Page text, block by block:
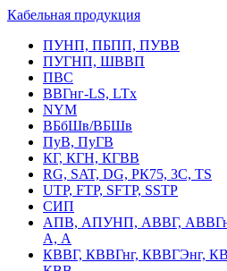
Кабельная продукция
ПУНП, ПБПП, ПУВВ
ПУГНП, ШВВП
ПВС
ВВГнг-LS, LTx
NYM
ВБбШв/ВБШв
ПуВ, ПуГВ
КГ, КГН, КГВВ
RG, SAT, DG, РК75, 3С, TS
UTP, FTP, SFTP, SSTP
СИП
АПВ, АПУНП, АВВГ,
А, А
КВВГ, КВВГнг, КВВГЭнг,